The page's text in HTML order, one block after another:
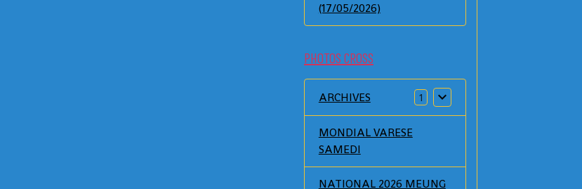
(17/05/2026)
PHOTOS CROSS
ARCHIVES 1
MONDIAL VARESE
SAMEDI
NATIONAL 2026 MEUNG